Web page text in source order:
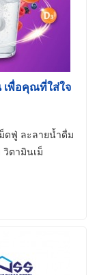
เพื่อคุณที่ใส่ใจ
ดฟู่ ละลายน้ำดื่ม
วิตามินเม็